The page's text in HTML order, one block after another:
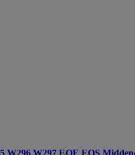
W296 W297 EQE EQS